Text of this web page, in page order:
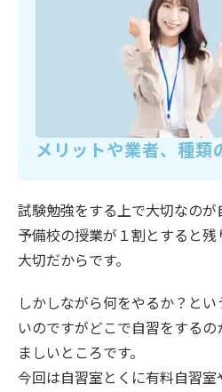
メリットや業者、種類
試験勉強をする上で大切なのが
予備校の授業が１割とすると
大切だからです。
しかしながら何をやるか？と
いのですがどこで自習をする
ましいところです。
今回は自習室とくに有料自習